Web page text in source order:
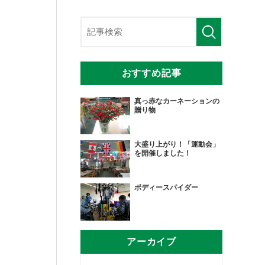
おすすめ記事
真っ赤なカーネーションの
贈り物
大盛り上がり！「運動会」
を開催しました！
ボディースパイダー
アーカイブ